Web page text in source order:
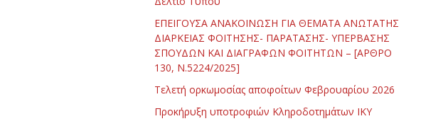
ΕΠΕΙΓΟΥΣΑ ΑΝΑΚΟΙΝΩΣΗ ΓΙΑ ΘΕΜΑΤΑ ΑΝΩΤΑΤΗΣ
ΔΙΑΡΚΕΙΑΣ ΦΟΙΤΗΣΗΣ- ΠΑΡΑΤΑΣΗΣ- ΥΠΕΡΒΑΣΗΣ
ΣΠΟΥΔΩΝ ΚΑΙ ΔΙΑΓΡΑΦΩΝ ΦΟΙΤΗΤΩΝ – [ΑΡΘΡΟ
130, Ν.5224/2025]
Τελετή ορκωμοσίας αποφοίτων Φεβρουαρίου 2026
Προκήρυξη υποτροφιών Κληροδοτημάτων ΙΚΥ